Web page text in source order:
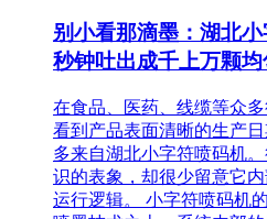
别小看那滴墨：湖北
秒钟吐出成千上万颗均
在食品、医药、线缆等众
看到产品表面清晰的生产
多来自湖北小字符喷码机
识的表象，却很少留意它
运行逻辑。 小字符喷码机